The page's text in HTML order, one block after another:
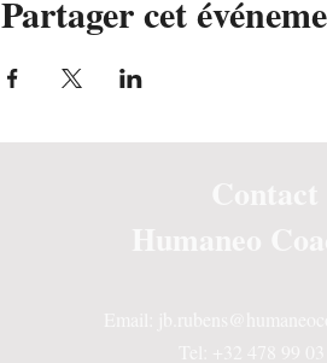
Partager cet